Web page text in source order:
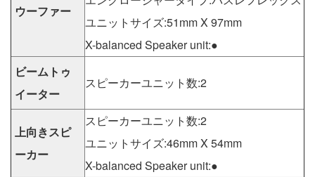
ウーファー
ユニットサイズ:51mm X 97mm
X-balanced Speaker unit:●
ビームトゥ
イーター
スピーカーユニット数:2
上向きスピ
ーカー
スピーカーユニット数:2
ユニットサイズ:46mm X 54mm
X-balanced Speaker unit:●